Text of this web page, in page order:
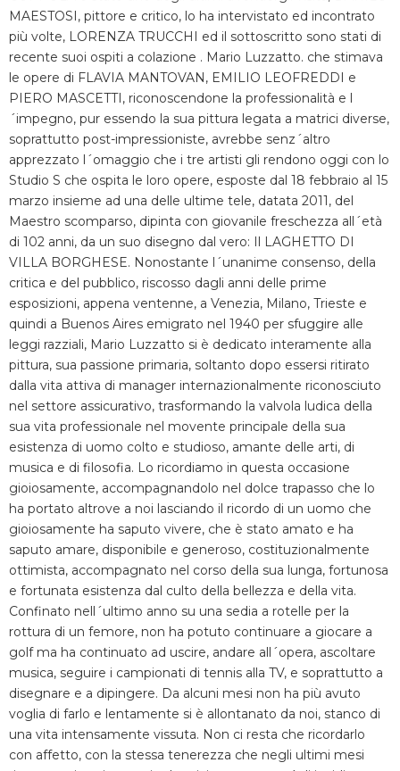
MAESTOSI, pittore e critico, lo ha intervistato ed incontrato
più volte, LORENZA TRUCCHI ed il sottoscritto sono stati di
recente suoi ospiti a colazione . Mario Luzzatto. che stimava
le opere di FLAVIA MANTOVAN, EMILIO LEOFREDDI e
PIERO MASCETTI, riconoscendone la professionalità e l
´impegno, pur essendo la sua pittura legata a matrici diverse,
soprattutto post-impressioniste, avrebbe senz´altro
apprezzato l´omaggio che i tre artisti gli rendono oggi con lo
Studio S che ospita le loro opere, esposte dal 18 febbraio al 15
marzo insieme ad una delle ultime tele, datata 2011, del
Maestro scomparso, dipinta con giovanile freschezza all´età
di 102 anni, da un suo disegno dal vero: Il LAGHETTO DI
VILLA BORGHESE. Nonostante l´unanime consenso, della
critica e del pubblico, riscosso dagli anni delle prime
esposizioni, appena ventenne, a Venezia, Milano, Trieste e
quindi a Buenos Aires emigrato nel 1940 per sfuggire alle
leggi razziali, Mario Luzzatto si è dedicato interamente alla
pittura, sua passione primaria, soltanto dopo essersi ritirato
dalla vita attiva di manager internazionalmente riconosciuto
nel settore assicurativo, trasformando la valvola ludica della
sua vita professionale nel movente principale della sua
esistenza di uomo colto e studioso, amante delle arti, di
musica e di filosofia. Lo ricordiamo in questa occasione
gioiosamente, accompagnandolo nel dolce trapasso che lo
ha portato altrove a noi lasciando il ricordo di un uomo che
gioiosamente ha saputo vivere, che è stato amato e ha
saputo amare, disponibile e generoso, costituzionalmente
ottimista, accompagnato nel corso della sua lunga, fortunosa
e fortunata esistenza dal culto della bellezza e della vita.
Confinato nell´ultimo anno su una sedia a rotelle per la
rottura di un femore, non ha potuto continuare a giocare a
golf ma ha continuato ad uscire, andare all´opera, ascoltare
musica, seguire i campionati di tennis alla TV, e soprattutto a
disegnare e a dipingere. Da alcuni mesi non ha più avuto
voglia di farlo e lentamente si è allontanato da noi, stanco di
una vita intensamente vissuta. Non ci resta che ricordarlo
con affetto, con la stessa tenerezza che negli ultimi mesi